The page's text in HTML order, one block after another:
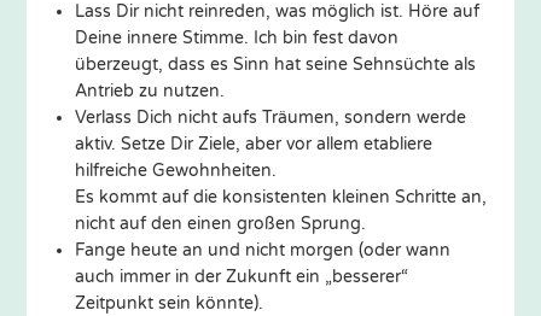
Lass Dir nicht reinreden, was möglich ist. Höre auf
Deine innere Stimme. Ich bin fest davon
überzeugt, dass es Sinn hat seine Sehnsüchte als
Antrieb zu nutzen.
Verlass Dich nicht aufs Träumen, sondern werde
aktiv. Setze Dir Ziele, aber vor allem etabliere
hilfreiche Gewohnheiten.
Es kommt auf die konsistenten kleinen Schritte an,
nicht auf den einen großen Sprung.
Fange heute an und nicht morgen (oder wann
auch immer in der Zukunft ein „besserer“
Zeitpunkt sein könnte).